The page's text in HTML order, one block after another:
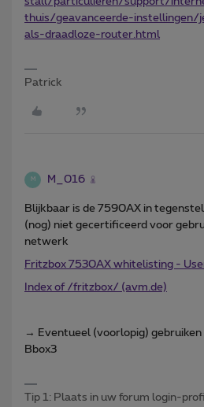
thuis/geavanceerde-
als-draadloze-router.html
Patrick
M M_016
Blijkbaar is de 7590AX in
(nog) niet gecertificeerd voor
netwerk
Fritzbox 7530AX whitelisting -
Index of /fritzbox/ (avm.de)
→ Eventueel (voorlopig)
Bbox3
Tip 1: Plaats in uw forum login-